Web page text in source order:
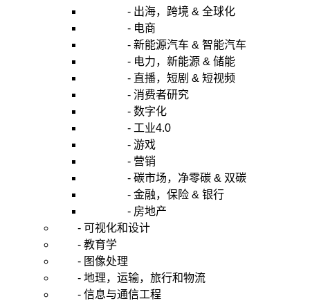
- 出海，跨境 & 全球化
- 电商
- 新能源汽车 & 智能汽车
- 电力，新能源 & 储能
- 直播，短剧 & 短视频
- 消费者研究
- 数字化
- 工业4.0
- 游戏
- 营销
- 碳市场，净零碳 & 双碳
- 金融，保险 & 银行
- 房地产
- 可视化和设计
- 教育学
- 图像处理
- 地理，运输，旅行和物流
- 信息与通信工程